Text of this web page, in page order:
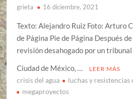
grieta 16 diciembre, 2021
Texto: Alejandro Ruiz Foto: Arturo
de Página Pie de Página Después
revisión desahogado por un
Ciudad de México, …
LEER MÁS
crisis del agua
luchas y
megaproyectos